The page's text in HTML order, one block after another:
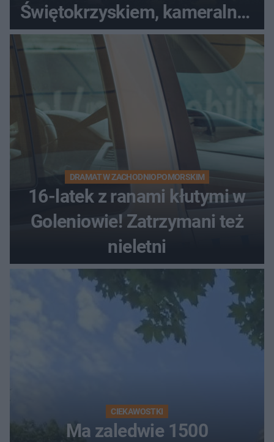
Świętokrzyskiem, kameralny i
bez tłumów
DRAMAT W ZACHODNIOPOMORSKIM
16-latek z ranami kłutymi w
Goleniowie! Zatrzymani też
nieletni
CIEKAWOSTKI
Ma zaledwie 1500